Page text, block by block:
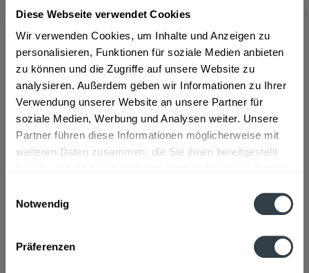
Diese Webseite verwendet Cookies
Wir verwenden Cookies, um Inhalte und Anzeigen zu
personalisieren, Funktionen für soziale Medien anbieten
zu können und die Zugriffe auf unsere Website zu
analysieren. Außerdem geben wir Informationen zu Ihrer
Verwendung unserer Website an unsere Partner für
soziale Medien, Werbung und Analysen weiter. Unsere
Partner führen diese Informationen möglicherweise mit
weiteren Daten zusammen, die Sie ihnen bereitgestellt
Notwendig
Präferenzen
ab 6,79 € *
Inhalt:9 Liter (0,75 € * / 1 Liter)
ggf. zzgl. Erschwerniszuschlag
Vorrätig
MEHRWEG
+3,30 € Pfand
In den Warenkorb
mehr